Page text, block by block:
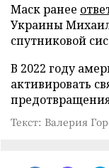
Маск ранее
Украины
спутниковой
В 2022 году
активировать
Текст: Валерия